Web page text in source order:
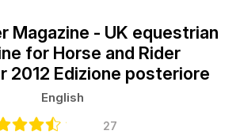
Magazine - UK equestrian
for Horse and Rider
2012 Edizione posteriore
English
27